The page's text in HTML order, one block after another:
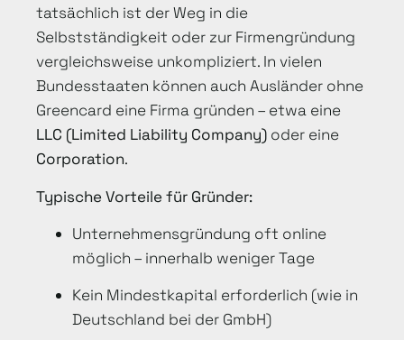
tatsächlich ist der Weg in die
Selbstständigkeit oder zur Firmengründung
vergleichsweise unkompliziert. In vielen
Bundesstaaten können auch Ausländer ohne
Greencard eine Firma gründen – etwa eine
LLC (Limited Liability Company) oder eine
Corporation.
Typische Vorteile für Gründer:
Unternehmensgründung oft online
möglich – innerhalb weniger Tage
Kein Mindestkapital erforderlich (wie in
Deutschland bei der GmbH)